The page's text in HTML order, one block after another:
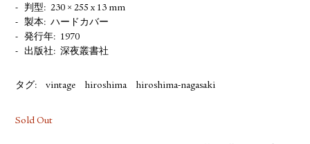
Sold Out
判型
230 × 255 x 13 mm
製本
ハードカバー
発行年
1970
出版社
深夜叢書社
タグ: vintage hiroshima hiroshima-nagasaki